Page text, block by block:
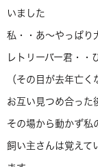
いました
私・・あ～やっぱり
レトリーバー君・
（その目が去年亡
お互い見つめ合った
その場から動かず私
飼い主さんは覚えて